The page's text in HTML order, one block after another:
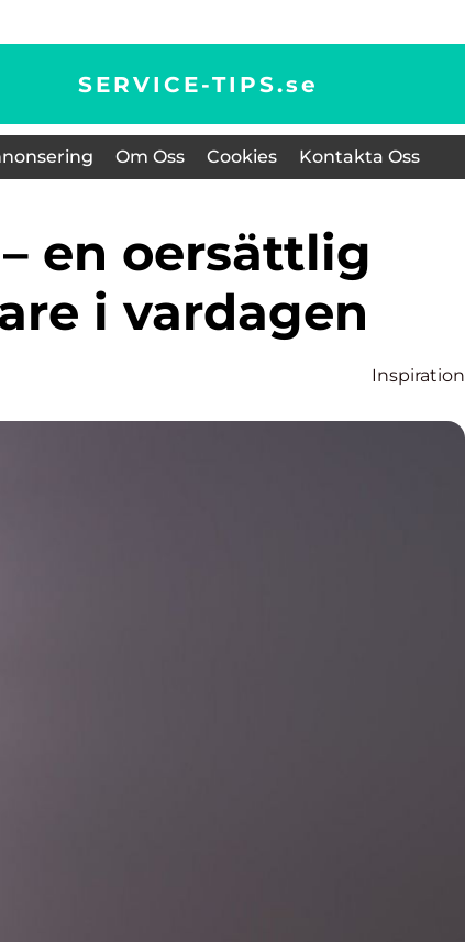
SERVICE-TIPS.se
Om Oss Cookies Kontakta Oss
i vardagen
Inspiration